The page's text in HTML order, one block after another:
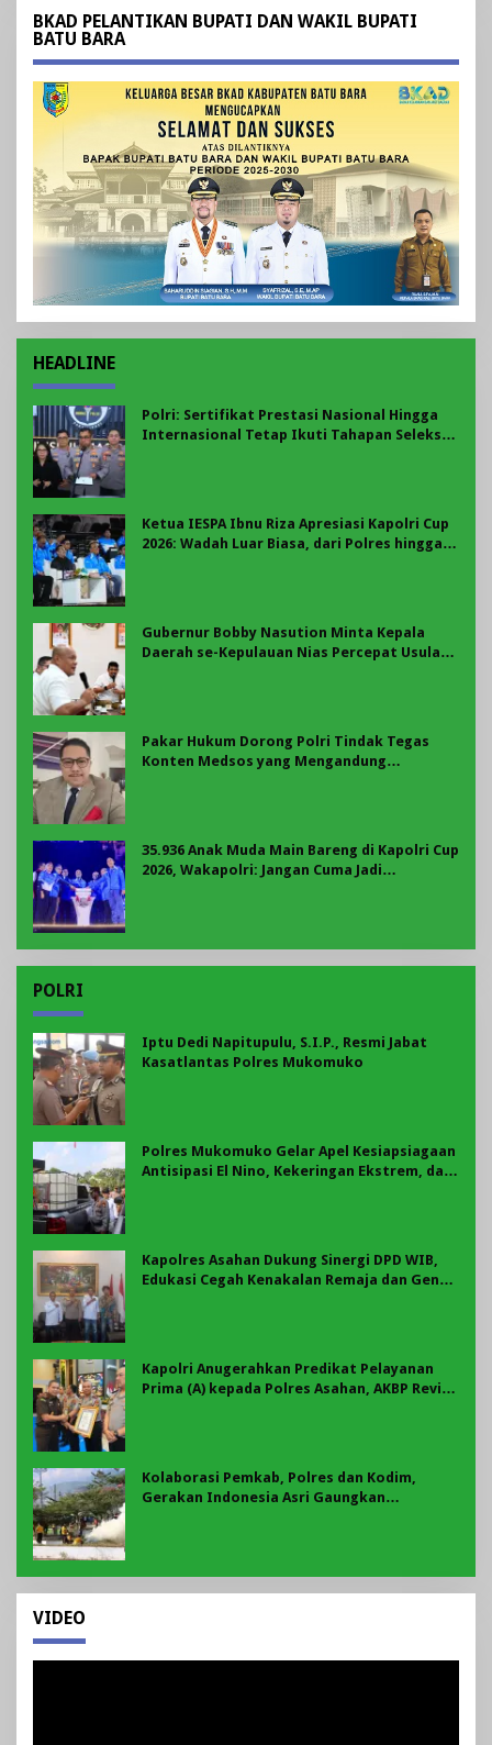
BKAD PELANTIKAN BUPATI DAN WAKIL BUPATI
BATU BARA
HEADLINE
Polri: Sertifikat Prestasi Nasional Hingga
Internasional Tetap Ikuti Tahapan Seleksi
Ketua IESPA Ibnu Riza Apresiasi Kapolri Cup
2026: Wadah Luar Biasa, dari Polres hingga
Gubernur Bobby Nasution Minta Kepala
Daerah se-Kepulauan Nias Percepat Usulan
Pakar Hukum Dorong Polri Tindak Tegas
Konten Medsos yang Mengandung
35.936 Anak Muda Main Bareng di Kapolri Cup
2026, Wakapolri: Jangan Cuma Jadi
POLRI
Iptu Dedi Napitupulu, S.I.P., Resmi Jabat
Kasatlantas Polres Mukomuko
Polres Mukomuko Gelar Apel Kesiapsiagaan
Antisipasi El Nino, Kekeringan Ekstrem, dan
Kapolres Asahan Dukung Sinergi DPD WIB,
Edukasi Cegah Kenakalan Remaja dan Geng
Kapolri Anugerahkan Predikat Pelayanan
Prima (A) kepada Polres Asahan, AKBP Revi
Kolaborasi Pemkab, Polres dan Kodim,
Gerakan Indonesia Asri Gaungkan
VIDEO